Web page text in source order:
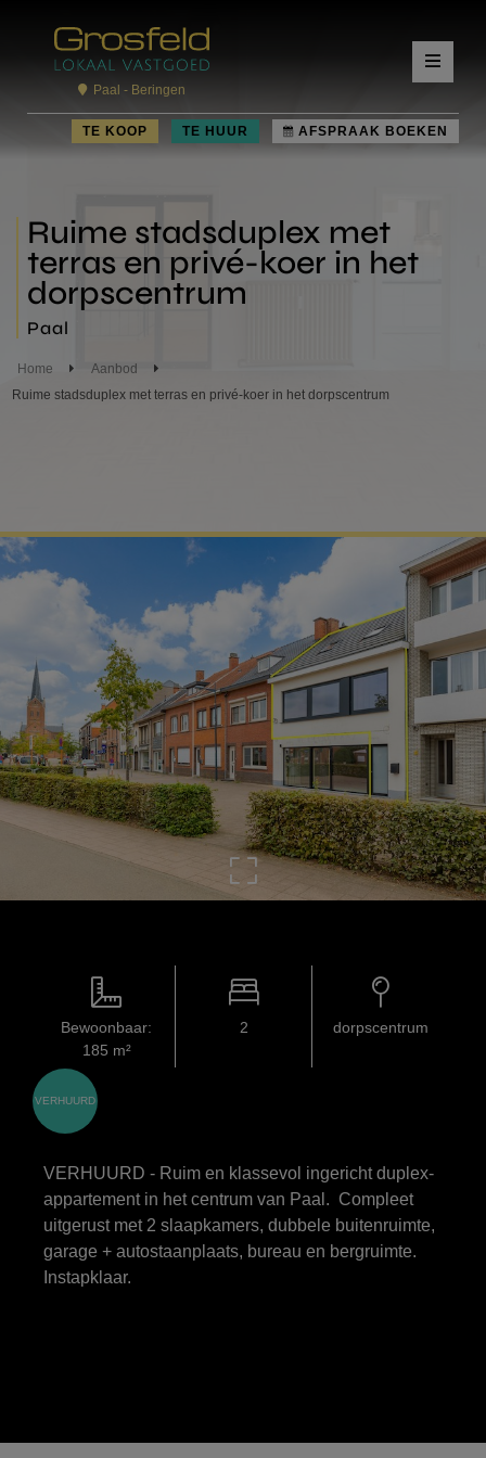
Paal - Beringen
TE KOOP TE HUUR AFSPRAAK BOEKEN
Ruime stadsduplex met
terras en privé-koer in het
dorpscentrum
Paal
Home
Aanbod
Ruime stadsduplex met terras en privé-koer in het dorpscentrum
Bewoonbaar:
185 m²
2 dorpscentrum
VERHUURD
VERHUURD - Ruim en klassevol ingericht duplex-
appartement in het centrum van Paal. Compleet
uitgerust met 2 slaapkamers, dubbele buitenruimte,
garage + autostaanplaats, bureau en bergruimte.
Instapklaar.